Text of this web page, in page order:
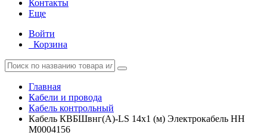
Контакты
Еще
Войти
Корзина
Главная
Кабели и провода
Кабель контрольный
Кабель КВБШвнг(А)-LS 14х1 (м) Электрокабель НН
M0004156